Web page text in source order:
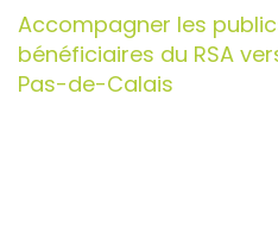
Accompagner les
bénéficiaires du RSA
Pas-de-Calais